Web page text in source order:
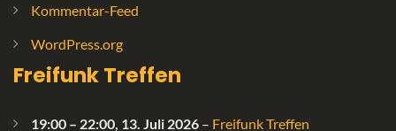
Kommentar-Feed
WordPress.org
Freifunk Treffen
19:00 – 22:00 13. Juli 2026 – Freifunk Treffen